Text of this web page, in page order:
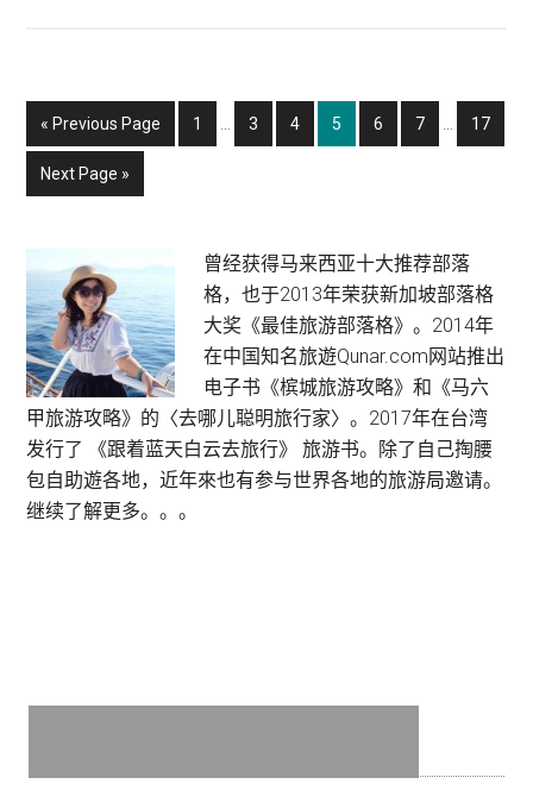
手
的
手
账
本》
Workshop
与
蓝
天
你
« Go
to
Previous Page Page
1
InterimPage
3 Page
4 Page
5 Page
6 Page
7
Interim
Page
17
Go
to
Next Page »
Primary
Sidebar
曾经获得马来西亚十大推荐部落
格，也于2013年荣获新加坡部落格
大奖《最佳旅游部落格》。2014年
在中国知名旅遊Qunar.com网站推出
电子书《槟城旅游攻略》和《马六
甲旅游攻略》的〈去哪儿聪明旅行家〉。2017年在台湾
发行了 《跟着蓝天白云去旅行》 旅游书。除了自己掏腰
包自助遊各地，近年來也有参与世界各地的旅游局邀请。
继续了解更多。。。